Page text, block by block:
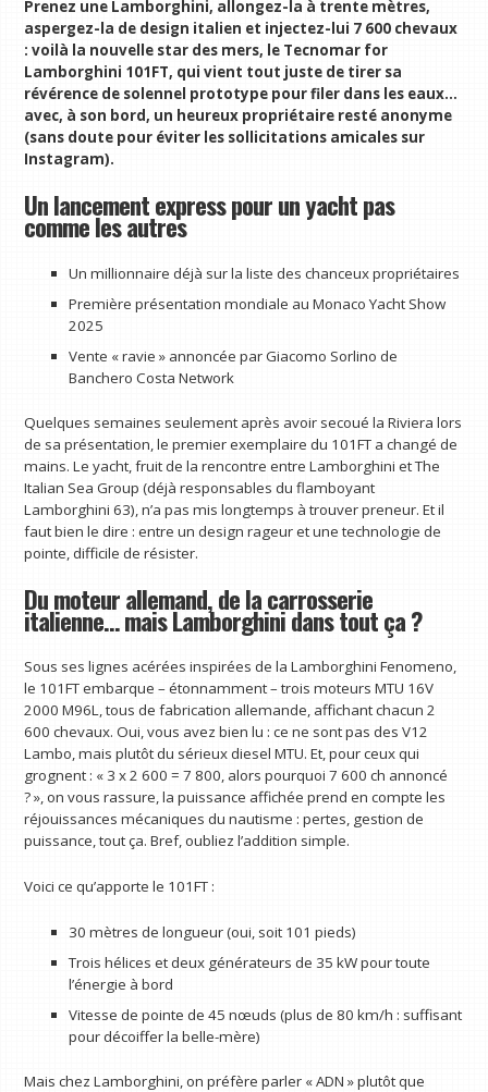
Prenez une Lamborghini, allongez-la à trente mètres,
aspergez-la de design italien et injectez-lui 7 600 chevaux
: voilà la nouvelle star des mers, le Tecnomar for
Lamborghini 101FT, qui vient tout juste de tirer sa
révérence de solennel prototype pour filer dans les eaux…
avec, à son bord, un heureux propriétaire resté anonyme
(sans doute pour éviter les sollicitations amicales sur
Instagram).
Un lancement express pour un yacht pas
comme les autres
Un millionnaire déjà sur la liste des chanceux propriétaires
Première présentation mondiale au Monaco Yacht Show
2025
Vente « ravie » annoncée par Giacomo Sorlino de
Banchero Costa Network
Quelques semaines seulement après avoir secoué la Riviera lors
de sa présentation, le premier exemplaire du 101FT a changé de
mains. Le yacht, fruit de la rencontre entre Lamborghini et The
Italian Sea Group (déjà responsables du flamboyant
Lamborghini 63), n’a pas mis longtemps à trouver preneur. Et il
faut bien le dire : entre un design rageur et une technologie de
pointe, difficile de résister.
Du moteur allemand, de la carrosserie
italienne… mais Lamborghini dans tout ça ?
Sous ses lignes acérées inspirées de la Lamborghini Fenomeno,
le 101FT embarque – étonnamment – trois moteurs MTU 16V
2000 M96L, tous de fabrication allemande, affichant chacun 2
600 chevaux. Oui, vous avez bien lu : ce ne sont pas des V12
Lambo, mais plutôt du sérieux diesel MTU. Et, pour ceux qui
grognent : « 3 x 2 600 = 7 800, alors pourquoi 7 600 ch annoncé
? », on vous rassure, la puissance affichée prend en compte les
réjouissances mécaniques du nautisme : pertes, gestion de
puissance, tout ça. Bref, oubliez l’addition simple.
Voici ce qu’apporte le 101FT :
30 mètres de longueur (oui, soit 101 pieds)
Trois hélices et deux générateurs de 35 kW pour toute
l’énergie à bord
Vitesse de pointe de 45 nœuds (plus de 80 km/h : suffisant
pour décoiffer la belle-mère)
Mais chez Lamborghini, on préfère parler « ADN » plutôt que